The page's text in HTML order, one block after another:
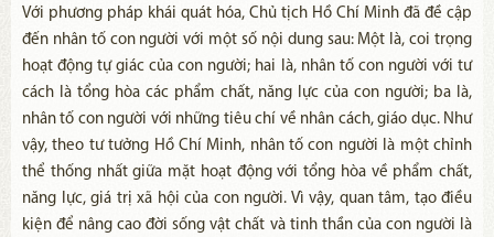
Với phương pháp khái quát hóa, Chủ tịch Hồ Chí Minh đã đề cập
đến nhân tố con người với một số nội dung sau: Một là, coi trọng
hoạt động tự giác của con người; hai là, nhân tố con người với tư
cách là tổng hòa các phẩm chất, năng lực của con người; ba là,
nhân tố con người với những tiêu chí về nhân cách, giáo dục. Như
vậy, theo tư tưởng Hồ Chí Minh, nhân tố con người là một chỉnh
thể thống nhất giữa mặt hoạt động với tổng hòa về phẩm chất,
năng lực, giá trị xã hội của con người. Vì vậy, quan tâm, tạo điều
kiện để nâng cao đời sống vật chất và tinh thần của con người là